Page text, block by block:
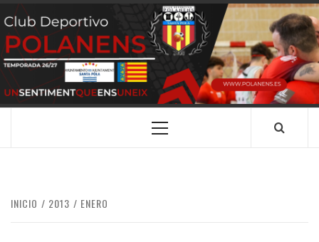
Saltar
al
contenido
CLUB
DEPORTIVO
POLANENS
SANTA POLA
Menú
INICIO 2013 ENERO